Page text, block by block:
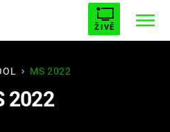
ŽIVĚ
PŘEMOŽITELKA UPÍRŮ
AVENGERS 5
MS 2022
2022